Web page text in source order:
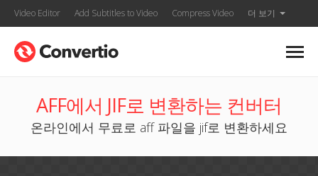
Video Editor Add Subtitles to Video Compress Video 더 보기
AFF에서 JIF로 변환하는 컨버터
온라인에서 무료로 aff 파일을 jif로 변환하세요